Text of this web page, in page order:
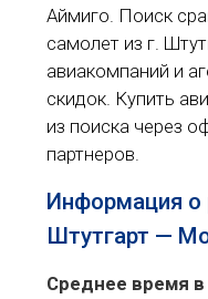
Аймиго. Поиск
самолет из г.
авиакомпаний и
скидок. Купить
из поиска через
партнеров.
Информация о
Штутгарт —
Среднее время в